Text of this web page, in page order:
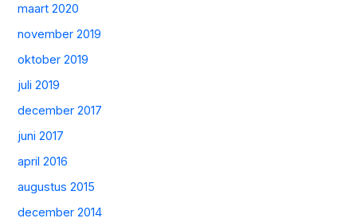
maart 2020
november 2019
oktober 2019
juli 2019
december 2017
juni 2017
april 2016
augustus 2015
december 2014